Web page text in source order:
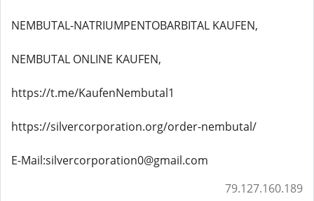
NEMBUTAL-NATRIUMPENTOBARBITAL KAUFEN,
NEMBUTAL ONLINE KAUFEN,
https://t.me/KaufenNembutal1
https://silvercorporation.org/order-nembutal/
E-Mail:silvercorporation0@gmail.com
79.127.160.189